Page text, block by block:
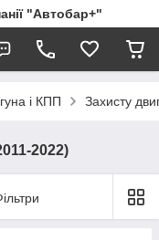
"Автобар+"
і КПП Захисту
2022)